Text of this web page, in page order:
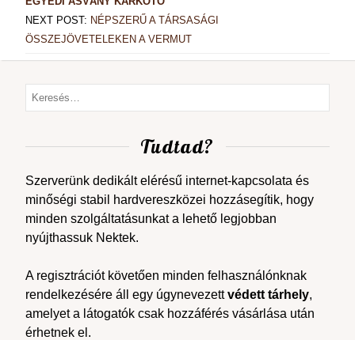
NEXT POST: NÉPSZERŰ A TÁRSASÁGI
ÖSSZEJÖVETELEKEN A VERMUT
Tudtad?
Szerverünk dedikált elérésű internet-kapcsolata és
minőségi stabil hardvereszközei hozzásegítik, hogy
minden szolgáltatásunkat a lehető legjobban
nyújthassuk Nektek.
A regisztrációt követően minden felhasználónknak
rendelkezésére áll egy úgynevezettvédett tárhely,
amelyet a látogatók csak hozzáférés vásárlása után
érhetnek el.